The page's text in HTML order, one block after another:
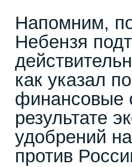
Напомним,
Небензя
как указал
финансовые
результате
удобрений
против